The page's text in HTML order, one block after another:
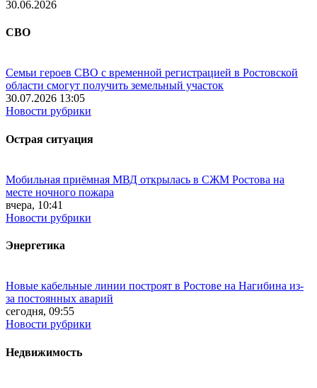
30.06.2026
СВО
Семьи героев СВО с временной регистрацией в Ростовской
области смогут получить земельный участок
30.07.2026 13:05
Новости рубрики
Острая ситуация
Мобильная приёмная МВД открылась в СЖМ Ростова на
месте ночного пожара
вчера, 10:41
Новости рубрики
Энергетика
Новые кабельные линии построят в Ростове на Нагибина из-
за постоянных аварий
сегодня, 09:55
Новости рубрики
Недвижимость